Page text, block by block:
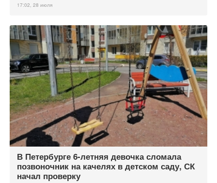
17:02, 28 июля
В Петербурге 6-летняя девочка сломала
позвоночник на качелях в детском саду, СК
начал проверку